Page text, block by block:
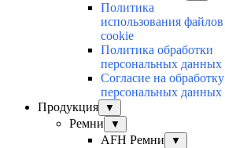
Политика
использования файлов
cookie
Политика обработки
персональных данных
Согласие на обработку
персональных данных
Продукция
▼
Ремни ▼
AFH Ремни ▼